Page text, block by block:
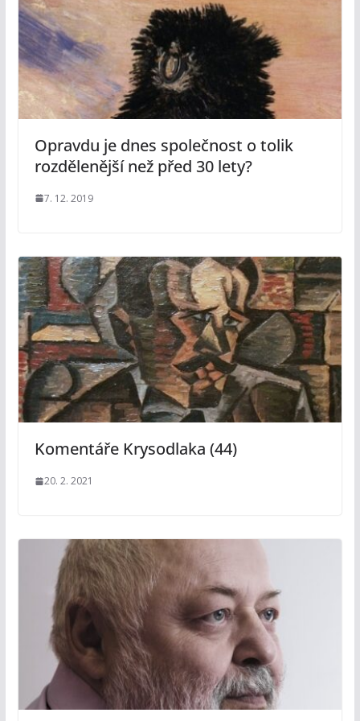
Opravdu je dnes společnost o tolik
rozdělenější než před 30 lety?
7. 12. 2019
Komentáře Krysodlaka (44)
20. 2. 2021